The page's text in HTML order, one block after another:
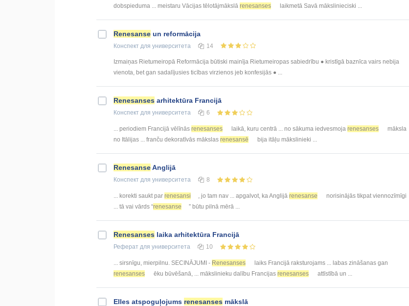
dobspieduma ... meistaru Vācijas tēlotājmākslā renesanses laikmetā Savā mākslinieciski ...
Renesanse un reformācija
Конспект для университета 14
Izmaiņas Rietumeiropā Reformācija būtiski mainīja Rietumeiropas sabiedrību ● kristīgā baznīca vairs nebija
vienota, bet gan sadalījusies ticības virzienos jeb konfesijās ● ...
Renesanses arhitektūra Francijā
Конспект для университета 6
... periodiem Francijā vēlīnās renesanses laikā, kuru centrā ... no sākuma iedvesmoja renesanses
māksla
no Itālijas ... franču dekoratīvās mākslas renesansē bija itāļu mākslinieki ...
RenesanseAnglijā
Конспект для университета 8
... korekti saukt par renesansi , jo tam nav ... apgalvot, ka Anglijā renesanse
norisinājās tikpat viennozīmīgi
... tā vai vārds “renesanse ” būtu pilnā mērā ...
Renesanses laika arhitektūra Francijā
Реферат для университета 10
... sirsnīgu, mierpilnu. SECINĀJUMI - Renesanses
laiks Francijā raksturojams ... labas zināšanas gan
renesanses
ēku būvēšanā, ... mākslinieku dalību Francijas renesanses attīstībā un ...
Elles atspoguļojums renesanses mākslā